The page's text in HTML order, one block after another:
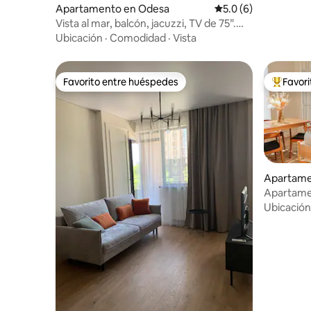
Apartamento en Odesa Calificación
5.0 (6)
Vista al mar, balcón, jacuzzi, TV de 75”.
Arkadia
Ubicación · Comodidad · Vista
Favorito entre huéspedes
Favorito entre huéspedes
Ubicación